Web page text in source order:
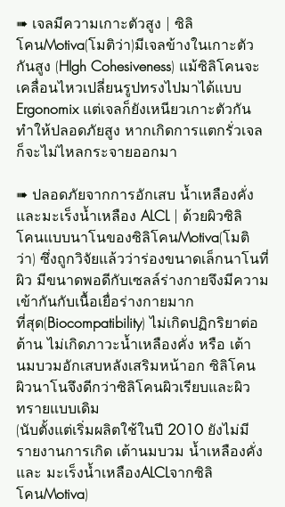
➠ เจลมีความเกาะตัวสูง | ซิลิ
โคนMotiva(โมติว่า)มีเจลข้างในเกาะตัว
กันสูง (HIgh Cohesiveness) แม้ซิลิโคนจะ
เคลื่อนไหวเปลี่ยนรูปทรงไปมาได้แบบ
Ergonomix แต่เจลก็ยังเหนียวเกาะตัวกัน
ทำให้ปลอดภัยสูง หากเกิดการแตกรั่วเจล
ก็จะไม่ไหลกระจายออกมา
➠ ปลอดภัยจากการอักเสบ น้ำเหลืองคั่ง
และมะเร็งน้ำเหลือง ALCL | ด้วยผิวซิลิ
โคนแบบนาโนของซิลิโคนMotiva(โมติ
ว่า) ซึ่งถูกวิจัยแล้วว่าร่องขนาดเล็กนาโนที่
ผิว มีขนาดพอดีกับเซลล์ร่างกายจึงมีความ
เข้ากันกับเนื้อเยื่อร่างกายมาก
ที่สุด(Biocompatibility) ไม่เกิดปฏิกริยาต่อ
ต้าน ไม่เกิดภาวะน้ำเหลืองคั่ง หรือ เต้า
นมบวมอักเสบหลังเสริมหน้าอก ซิลิโคน
ผิวนาโนจึงดีกว่าซิลิโคนผิวเรียบและผิว
ทรายแบบเดิม
(นับตั้งแต่เริ่มผลิตใช้ในปี 2010 ยังไม่มี
รายงานการเกิด เต้านมบวม น้ำเหลืองคั่ง
และ มะเร็งน้ำเหลืองALCLจากซิลิ
โคนMotiva)